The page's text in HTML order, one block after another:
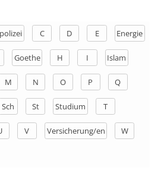
C D E Energie
Goethe H I Islam
M N O P Q
Sch St Studium T
V Versicherung/en W